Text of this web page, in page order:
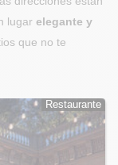
lugar elegante y
que no te
Restaurante
Restaurante